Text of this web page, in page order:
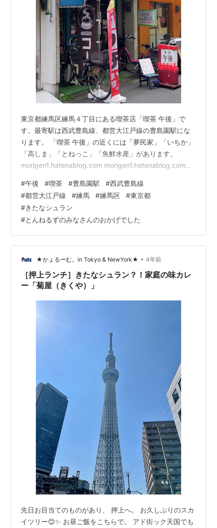
東京都練馬区練馬４丁目にある喫茶店「喫茶 午後」で
す。最寄駅は西武豊島線、都営大江戸線の豊島園駅にな
ります。 「喫茶 午後」の近くには「夢民家」「いちか」
「高しま」「とねっこ」「魚鮮水産」があります。
morigen1.hatenablog.com morigen1.hatenablog.com
「喫茶 午後」はランチタイムに行きました。 喫茶 午後
外観 「喫茶 午後」の扉を開けて店内へ。店内には先客は
不在で、お店は2人の女性で切り盛りされているようでし
た。店員さんからこちらへどうぞと奥の席に案内…
#午後 #喫茶 #豊島園駅 #西武豊島線
#都営大江戸線 #練馬 #練馬区 #東京都
#きたなシュラン
#とんねるずのみなさんのおかげでした
★かょるーむ。in Tokyo & NewYork★ • 4年前
［押上ランチ］きたなシュラン？！家庭の味カレ
ー「菊屋（きくや）」
先日お目当てのものがあり、 押上へ。 お久しぶりのスカ
イツリー😊✨ お昼ご飯をこちらで。 アド街ック天国でも